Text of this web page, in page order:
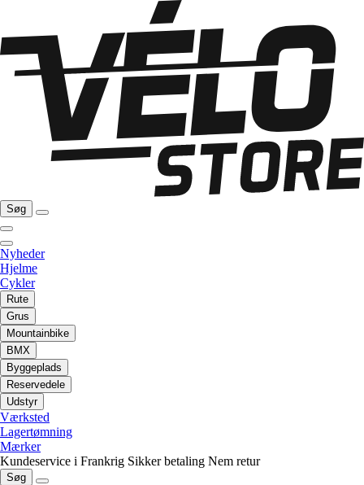
Søg
Nyheder
Hjelme
Cykler
Rute
Grus
Mountainbike
BMX
Byggeplads
Reservedele
Udstyr
Værksted
Lagertømning
Mærker
Kundeservice i Frankrig Sikker betaling Nem retur
Søg